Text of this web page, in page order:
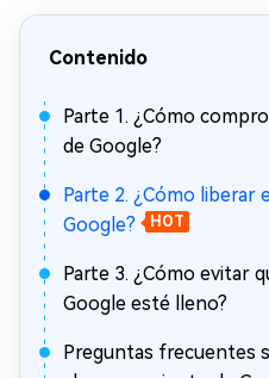
Contenido
Parte 1. ¿Cómo
de Google?
Parte 2. ¿Cómo liberar
Google?
HOT
Parte 3. ¿Cómo evitar
Google esté lleno?
Preguntas frecuentes